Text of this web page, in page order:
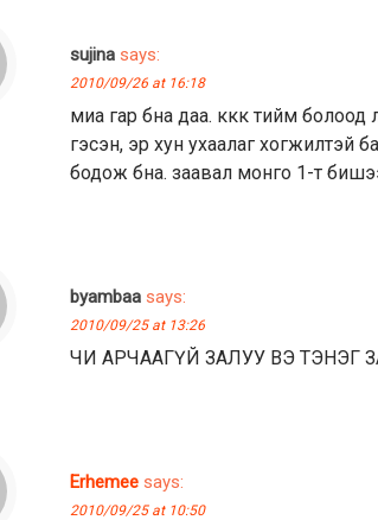
sujina says:
2010/09/26 at 16:18
миа гар бна даа. ккк тийм болоод
гэсэн, эр хун ухаалаг хогжилтэй
бодож бна. заавал монго 1-т
byambaa says:
2010/09/25 at 13:26
ЧИ АРЧААГҮЙ ЗАЛУУ ВЭ ТЭНЭГ
Erhemee says:
2010/09/25 at 10:50